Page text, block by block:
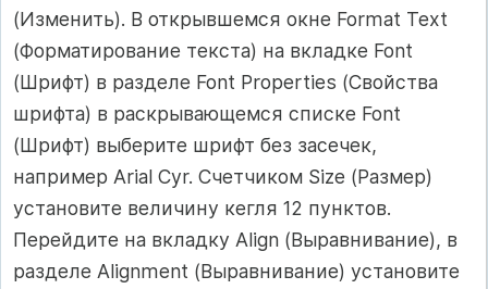
(Изменить). В открывшемся окне Format Text
(Форматирование текста) на вкладке Font
(Шрифт) в разделе Font Properties (Свойства
шрифта) в раскрывающемся списке Font
(Шрифт) выберите шрифт без засечек,
например Arial Cyr. Счетчиком Size (Размер)
установите величину кегля 12 пунктов.
Перейдите на вкладку Align (Выравнивание), в
разделе Alignment (Выравнивание) установите